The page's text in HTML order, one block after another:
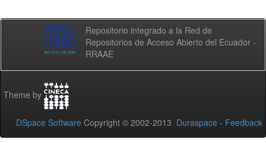
Repositorio integrado a la Red de
Repositorios de Acceso Abierto del Ecuador -
RRAAE
Theme by
DSpace Software Copyright © 2002-2013 Duraspace - Feedback